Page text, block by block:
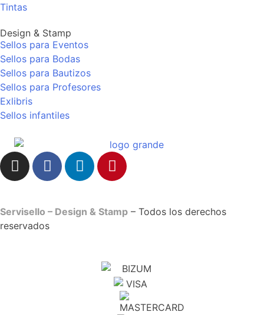
Tintas
Design & Stamp
Sellos para Eventos
Sellos para Bodas
Sellos para Bautizos
Sellos para Profesores
Exlibris
Sellos infantiles
Servisello – Design & Stamp – Todos los derechos
reservados